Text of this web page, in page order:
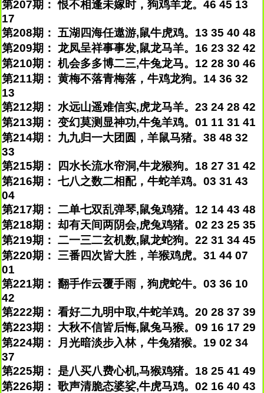
第207期： 恨不相逢未嫁时，狗鸡羊龙。46 45 13
17
第208期： 五湖四海任遨游,鼠牛虎鸡。13 35 40 48
第209期： 龙凤呈祥事事发,鼠龙马羊。16 23 32 42
第210期： 机会多多博二三,牛兔龙马。12 28 30 46
第211期： 黄梅不落青梅落，牛鸡龙狗。14 36 32
13
第212期： 水远山遥难信实,虎龙马羊。23 24 28 42
第213期： 变幻莫测显神功,牛兔羊鸡。01 11 31 41
第214期： 九九归一大团圆，羊鼠马猪。38 48 32
33
第215期： 四水长流水帘洞,牛龙猴狗。18 27 31 42
第216期： 七八之数二相配，牛蛇羊鸡。03 31 43
04
第217期： 二单七双乱弹琴,鼠兔鸡猪。12 14 43 48
第218期： 却有天间两阴会,虎兔鸡猪。02 23 25 35
第219期： 二一三二玄机数,鼠龙蛇狗。22 31 34 45
第220期： 三番四次皆大胜，羊猴鸡虎。31 44 07
01
第221期： 翻手作云覆手雨，狗虎蛇牛。03 36 10
42
第222期： 看好二九明中取,牛蛇羊鸡。20 28 37 39
第223期： 大秋不信皆后悔,鼠兔马猴。09 16 17 29
第224期： 月光暗淡步入林，牛兔猪猴。19 02 34
37
第225期： 是八买八费心机,马猴鸡猪。18 25 41 49
第226期： 歌声清脆态婆娑,牛虎马鸡。02 16 40 43